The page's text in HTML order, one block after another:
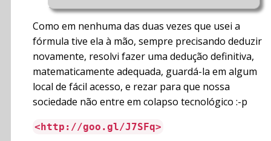
Como em nenhuma das duas vezes que usei a
fórmula tive ela à mão, sempre precisando deduzir
novamente, resolvi fazer uma dedução definitiva,
matematicamente adequada, guardá-la em algum
local de fácil acesso, e rezar para que nossa
sociedade não entre em colapso tecnológico :-p
<http://goo.gl/J7SFq>